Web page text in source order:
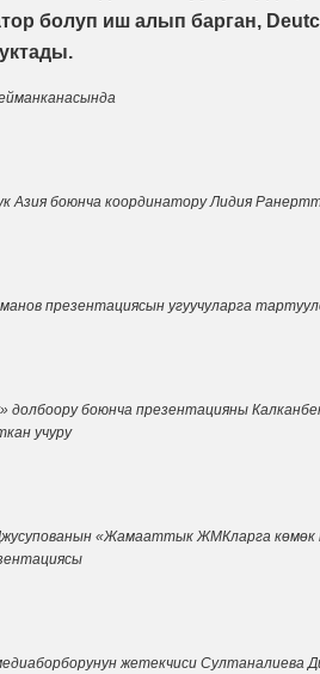
болуп иш алып барган,
Азия боюнча координатору Лидия
презентациясын угуучуларга
боюнча презентацияны
учуру
«Жамааттык ЖМКларга көмөк
жетекчиси Султаналиева